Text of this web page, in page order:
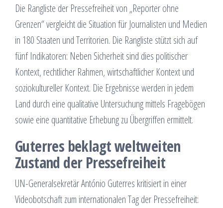
Die Rangliste der Pressefreiheit von „Reporter ohne
Grenzen“ vergleicht die Situation für Journalisten und Medien
in 180 Staaten und Territorien. Die Rangliste stützt sich auf
fünf Indikatoren: Neben Sicherheit sind dies politischer
Kontext, rechtlicher Rahmen, wirtschaftlicher Kontext und
soziokultureller Kontext. Die Ergebnisse werden in jedem
Land durch eine qualitative Untersuchung mittels Fragebögen
sowie eine quantitative Erhebung zu Übergriffen ermittelt.
Guterres beklagt weltweiten
Zustand der Pressefreiheit
UN-Generalsekretär António Guterres kritisiert in einer
Videobotschaft zum internationalen Tag der Pressefreiheit: